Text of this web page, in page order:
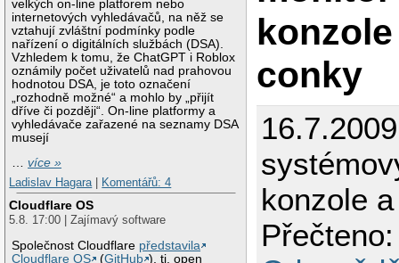
velkých on-line platforem nebo
internetových vyhledávačů, na něž se
vztahují zvláštní podmínky podle
nařízení o digitálních službách (DSA).
Vzhledem k tomu, že ChatGPT i Roblox
oznámily počet uživatelů nad prahovou
hodnotou DSA, je toto označení
„rozhodně možné“ a mohlo by „přijít
dříve či později“. On-line platformy a
vyhledávače zařazené na seznamy DSA
musejí
…více »
Ladislav Hagara
Komentářů: 4
Cloudflare OS
5.8. 17:00 | Zajímavý software
Společnost Cloudflare představila
Cloudflare OS
(GitHub ), tj. open
conky
konzole